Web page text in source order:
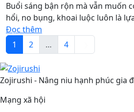
Buổi sáng bận rộn mà vẫn muốn
hổi, no bụng, khoai luộc luôn là
Đọc thêm
1
2 … 4
Zojirushi - Nâng niu hạnh phúc gia
Mạng xã hội